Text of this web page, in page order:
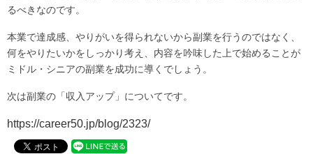
るべきなのです。
本業で達成感、やりがいを得られないから副業を行うのではなく、
何をやりたいかをしっかり考え、内容を吟味した上で始めることが
ミドル・シニアの副業を成功に導くでしょう。
次は副業の「収入アップ」についてです。
https://career50.jp/blog/2323/